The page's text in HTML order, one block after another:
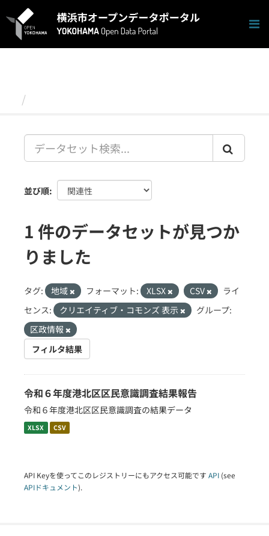
キ
並び順
1 件のデータセットが見つか
りました
タグ: 地域 フォーマット: XLSX CSV
ライ
センス:
クリエイティブ・コモンズ 表示
グループ:
区政情報
フィルタ結果
令和６年度港北区区民意識調査結果報告
令和６年度港北区区民意識調査の結果データ
XLSX CSV
API Keyを使ってこのレジストリーにもアクセス可能です API (see
APIドキュメント).